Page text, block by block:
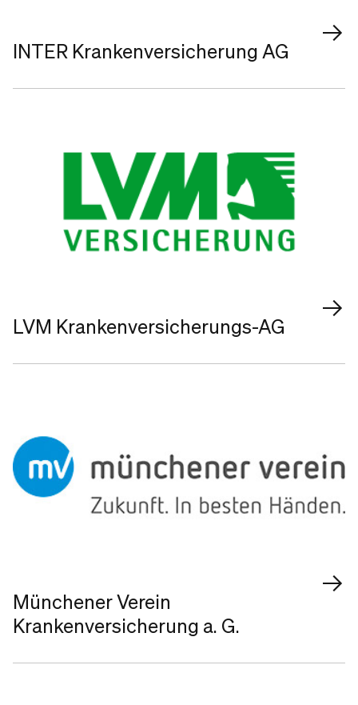
INTER Krankenversicherung AG
LVM Krankenversicherungs-AG
Münchener Verein
Krankenversicherung a. G.